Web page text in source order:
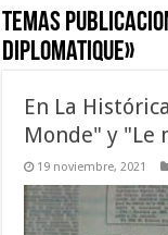
Temas
Diplomatique»
En La
Monde" y "Le
19 noviembre, 2021